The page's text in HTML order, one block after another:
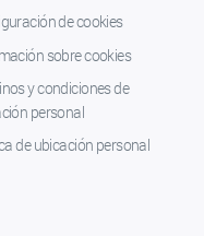
de cookies
sobre cookies
y condiciones de
personal
de ubicación personal